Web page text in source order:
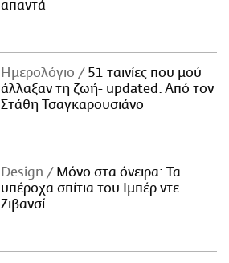
απαντά
Ημερολόγιο
51 ταινίες που μού
άλλαξαν τη ζωή- updated. Aπό τον
Στάθη Τσαγκαρουσιάνο
Design
Μόνο στα όνειρα: Τα
υπέροχα σπίτια του Ιμπέρ ντε
Ζιβανσί